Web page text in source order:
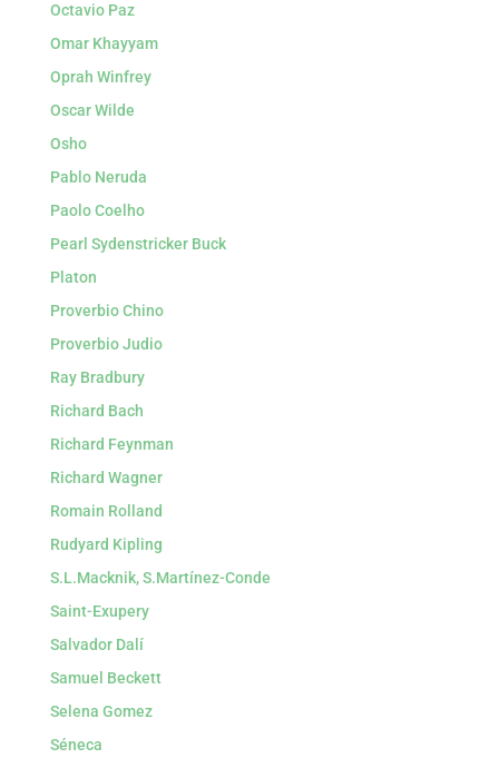
Octavio Paz
Omar Khayyam
Oprah Winfrey
Oscar Wilde
Osho
Pablo Neruda
Paolo Coelho
Pearl Sydenstricker Buck
Platon
Proverbio Chino
Proverbio Judio
Ray Bradbury
Richard Bach
Richard Feynman
Richard Wagner
Romain Rolland
Rudyard Kipling
S.L.Macknik, S.Martínez-Conde
Saint-Exupery
Salvador Dalí
Samuel Beckett
Selena Gomez
Séneca